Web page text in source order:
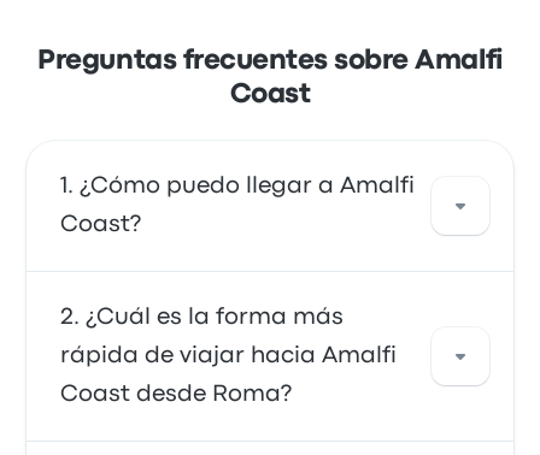
Preguntas frecuentes sobre Amalfi
Coast
¿Cómo puedo llegar a Amalfi
Coast?
Puedes tomar el autobús, que proporciona
acceso directo a tu destino. También puedes
tomar un taxi o usar un servicio de coche
compartido.
¿Cuál es la forma más
rápida de viajar hacia Amalfi
Coast desde Roma?